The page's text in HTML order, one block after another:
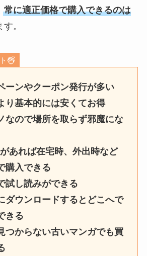
常に適正価格で購入できるのは
。
ーンやクーポン発行が多い
り基本的には安くてお得
なので場所を取らず邪魔にな
あれば在宅時、外出時など
購入できる
試し読みができる
ダウンロードするとどこへで
きる
つからない古いマンガでも買